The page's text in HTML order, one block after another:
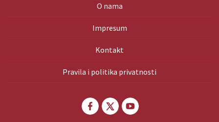
O nama
Impresum
Kontakt
Pravila i politika privatnosti